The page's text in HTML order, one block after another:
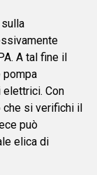
A tal fine il
pompa
elettrici. Con
che si verifichi il
può
elica di